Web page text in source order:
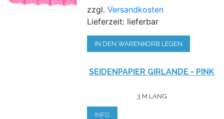
zzgl.Versandkosten
Lieferzeit: lieferbar
IN DEN WARENKORB LEGEN
SEIDENPAPIER GIRLANDE - PINK
3 M LANG
INFO